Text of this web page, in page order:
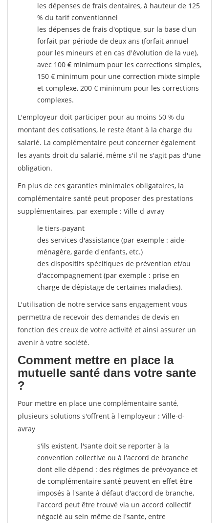
les dépenses de frais dentaires, à hauteur de 125
% du tarif conventionnel
les dépenses de frais d'optique, sur la base d'un
forfait par période de deux ans (forfait annuel
pour les mineurs et en cas d'évolution de la vue),
avec 100 € minimum pour les corrections simples,
150 € minimum pour une correction mixte simple
et complexe, 200 € minimum pour les corrections
complexes.
L'employeur doit participer pour au moins 50 % du
montant des cotisations, le reste étant à la charge du
salarié. La complémentaire peut concerner également
les ayants droit du salarié, même s'il ne s'agit pas d'une
obligation.
En plus de ces garanties minimales obligatoires, la
complémentaire santé peut proposer des prestations
supplémentaires, par exemple : Ville-d-avray
le tiers-payant
des services d'assistance (par exemple : aide-
ménagère, garde d'enfants, etc.)
des dispositifs spécifiques de prévention et/ou
d'accompagnement (par exemple : prise en
charge de dépistage de certaines maladies).
L'utilisation de notre service sans engagement vous
permettra de recevoir des demandes de devis en
fonction des creux de votre activité et ainsi assurer un
avenir à votre société.
Comment mettre en place la
mutuelle santé dans votre sante
?
Pour mettre en place une complémentaire santé,
plusieurs solutions s'offrent à l'employeur : Ville-d-
avray
s'ils existent, l'sante doit se reporter à la
convention collective ou à l'accord de branche
dont elle dépend : des régimes de prévoyance et
de complémentaire santé peuvent en effet être
imposés à l'sante à défaut d'accord de branche,
l'accord peut être trouvé via un accord collectif
négocié au sein même de l'sante, entre